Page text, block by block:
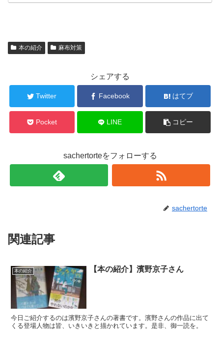
本の紹介 麻布対策
シェアする
Twitter Facebook はてブ
Pocket LINE コピー
sachertorteをフォローする
sachertorte
関連記事
本の紹介 【本の紹介】濱野京子さん
今日ご紹介するのは濱野京子さんの著書です。濱野さんの作品に出て
くる登場人物は皆、いきいきと描かれています。是非、御一読を。